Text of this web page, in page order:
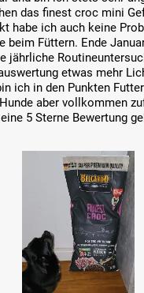
das finest croc mini
habe ich auch keine
beim Füttern. Ende
jährliche
etwas mehr
ich in den Punkten
aber vollkommen
5 Sterne Bewertung